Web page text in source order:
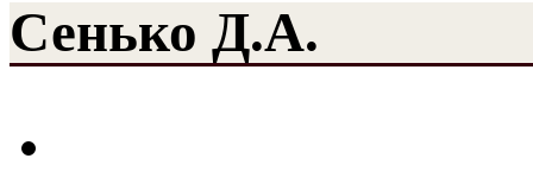
Сенько Д.А.